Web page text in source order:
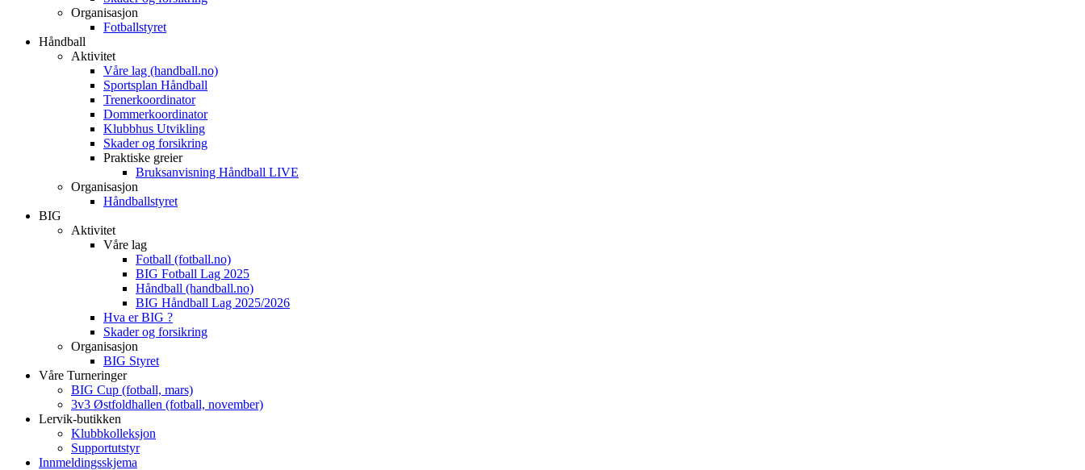
Organisasjon
Fotballstyret
Håndball
Aktivitet
Våre lag (handball.no)
Sportsplan Håndball
Trenerkoordinator
Dommerkoordinator
Klubbhus Utvikling
Skader og forsikring
Praktiske greier
Bruksanvisning Håndball LIVE
Organisasjon
Håndballstyret
BIG
Aktivitet
Våre lag
Fotball (fotball.no)
BIG Fotball Lag 2025
Håndball (handball.no)
BIG Håndball Lag 2025/2026
Hva er BIG ?
Skader og forsikring
Organisasjon
BIG Styret
Våre Turneringer
BIG Cup (fotball, mars)
3v3 Østfoldhallen (fotball, november)
Lervik-butikken
Klubbkolleksjon
Supportutstyr
Innmeldingsskjema